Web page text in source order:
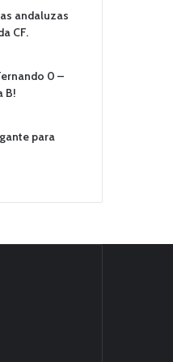
andaluzas
CF.
0 –
B!
para